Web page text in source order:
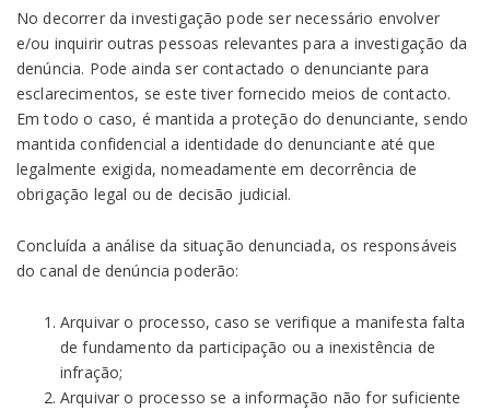
No decorrer da investigação pode ser necessário envolver
e/ou inquirir outras pessoas relevantes para a investigação da
denúncia. Pode ainda ser contactado o denunciante para
esclarecimentos, se este tiver fornecido meios de contacto.
Em todo o caso, é mantida a proteção do denunciante, sendo
mantida confidencial a identidade do denunciante até que
legalmente exigida, nomeadamente em decorrência de
obrigação legal ou de decisão judicial.
Concluída a análise da situação denunciada, os responsáveis
do canal de denúncia poderão:
Arquivar o processo, caso se verifique a manifesta falta
de fundamento da participação ou a inexistência de
infração;
Arquivar o processo se a informação não for suficiente